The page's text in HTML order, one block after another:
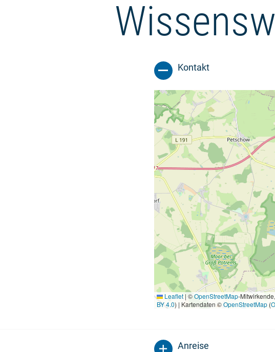
Kontakt
Leaflet | ©OpenStreetMap-
BY 4.0) | Kartendaten ©OpenStreetMap(
Anreise